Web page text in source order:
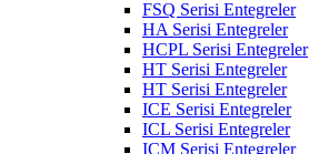
FSQ Serisi Entegreler
HA Serisi Entegreler
HCPL Serisi Entegreler
HT Serisi Entegreler
HT Serisi Entegreler
ICE Serisi Entegreler
ICL Serisi Entegreler
ICM Serisi Entegreler